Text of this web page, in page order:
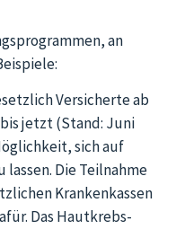
an
Versicherte ab
jetzt (Stand: Juni
sich auf
Die Teilnahme
Krankenkassen
Das Hautkrebs-